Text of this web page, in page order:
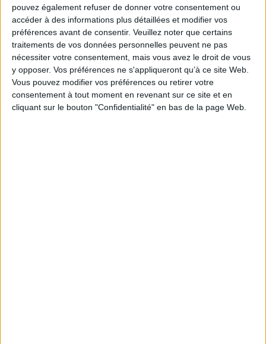
pouvez également refuser de donner votre consentement ou
accéder à des informations plus détaillées et modifier vos
préférences avant de consentir. Veuillez noter que certains
traitements de vos données personnelles peuvent ne pas
nécessiter votre consentement, mais vous avez le droit de vous
y opposer. Vos préférences ne s'appliqueront qu’à ce site Web.
Vous pouvez modifier vos préférences ou retirer votre
consentement à tout moment en revenant sur ce site et en
cliquant sur le bouton "Confidentialité" en bas de la page Web.
Découvrir Cotélib
Découvrir Cotelib
Nos services